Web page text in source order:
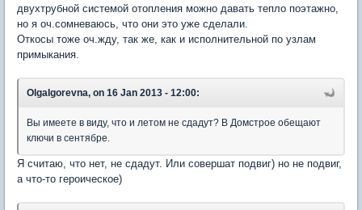
двухтрубной системой отопления можно давать тепло поэтажно,
но я оч.сомневаюсь, что они это уже сделали.
Откосы тоже оч.жду, так же, как и исполнительной по узлам
примыкания.
OlgaIgorevna, on 16 Jan 2013 - 12:00:
Вы имеете в виду, что и летом не сдадут? В Домстрое обещают
ключи в сентябре.
Я считаю, что нет, не сдадут. Или совершат подвиг) но не подвиг,
а что-то героическое)